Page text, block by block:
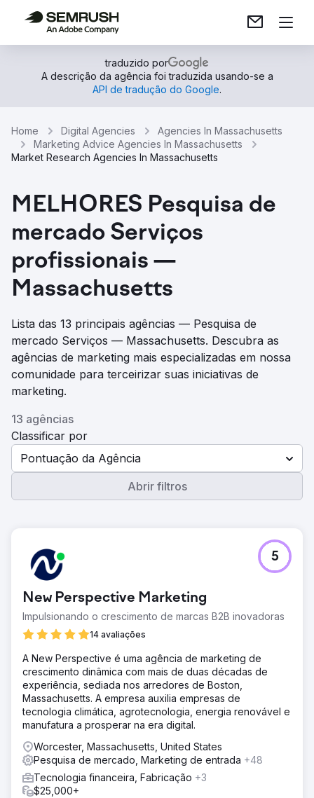
traduzido por
A descrição da agência foi traduzida usando-se a
API de tradução do Google.
Home Digital Agencies
Agencies In Massachusetts
Marketing Advice Agencies In Massachusetts
Market Research Agencies In Massachusetts
MELHORES Pesquisa de
mercado Serviços
profissionais —
Massachusetts
Lista das 13 principais agências — Pesquisa de
mercado Serviços — Massachusetts. Descubra as
agências de marketing mais especializadas em nossa
comunidade para terceirizar suas iniciativas de
marketing.
13 agências
Classificar por
Pontuação da Agência
Abrir filtros
New Perspective Marketing
Impulsionando o crescimento de marcas B2B inovadoras
14 avaliações
5
A New Perspective é uma agência de marketing de
crescimento dinâmica com mais de duas décadas de
experiência, sediada nos arredores de Boston,
Massachusetts. A empresa auxilia empresas de
tecnologia climática, agrotecnologia, energia renovável e
manufatura a prosperar na era digital.
Worcester, Massachusetts, United States
Pesquisa de mercado, Marketing de entrada +48
Tecnologia financeira, Fabricação +3
$25,000+